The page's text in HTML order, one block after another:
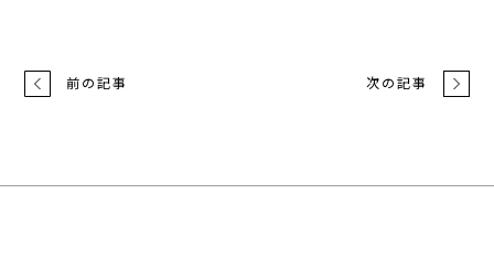
前の記事 次の記事